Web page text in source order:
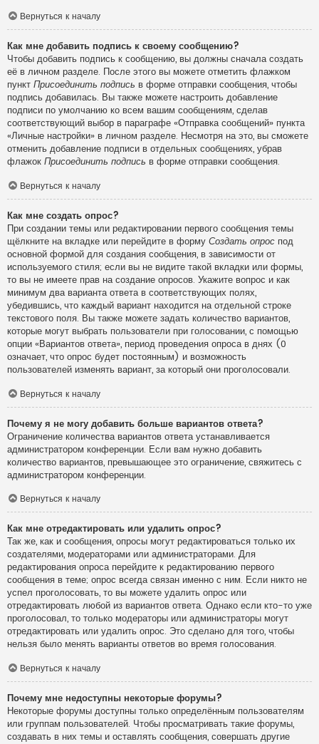
Вернуться к началу
Как мне добавить подпись к своему сообщению?
Чтобы добавить подпись к сообщению, вы должны сначала создать
её в личном разделе. После этого вы можете отметить флажком
пункт Присоединить подпись в форме отправки сообщения, чтобы
подпись добавилась. Вы также можете настроить добавление
подписи по умолчанию ко всем вашим сообщениям, сделав
соответствующий выбор в параграфе «Отправка сообщений» пункта
«Личные настройки» в личном разделе. Несмотря на это, вы сможете
отменить добавление подписи в отдельных сообщениях, убрав
флажок Присоединить подпись в форме отправки сообщения.
Вернуться к началу
Как мне создать опрос?
При создании темы или редактировании первого сообщения темы
щёлкните на вкладке или перейдите в форму Создать опрос под
основной формой для создания сообщения, в зависимости от
используемого стиля; если вы не видите такой вкладки или формы,
то вы не имеете прав на создание опросов. Укажите вопрос и как
минимум два варианта ответа в соответствующих полях,
убедившись, что каждый вариант находится на отдельной строке
текстового поля. Вы также можете задать количество вариантов,
которые могут выбрать пользователи при голосовании, с помощью
опции «Вариантов ответа», период проведения опроса в днях (0
означает, что опрос будет постоянным) и возможность
пользователей изменять вариант, за который они проголосовали.
Вернуться к началу
Почему я не могу добавить больше вариантов ответа?
Ограничение количества вариантов ответа устанавливается
администратором конференции. Если вам нужно добавить
количество вариантов, превышающее это ограничение, свяжитесь с
администратором конференции.
Вернуться к началу
Как мне отредактировать или удалить опрос?
Так же, как и сообщения, опросы могут редактироваться только их
создателями, модераторами или администраторами. Для
редактирования опроса перейдите к редактированию первого
сообщения в теме; опрос всегда связан именно с ним. Если никто не
успел проголосовать, то вы можете удалить опрос или
отредактировать любой из вариантов ответа. Однако если кто-то уже
проголосовал, то только модераторы или администраторы могут
отредактировать или удалить опрос. Это сделано для того, чтобы
нельзя было менять варианты ответов во время голосования.
Вернуться к началу
Почему мне недоступны некоторые форумы?
Некоторые форумы доступны только определённым пользователям
или группам пользователей. Чтобы просматривать такие форумы,
создавать в них темы и оставлять сообщения, совершать другие